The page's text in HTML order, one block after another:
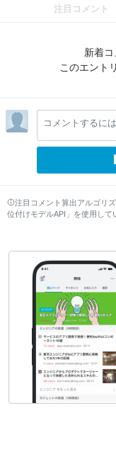
注目コメント
新着コ
このエント
コメントするに
注目コメント算出アルゴリ
位付けモデルAPI」を使用して